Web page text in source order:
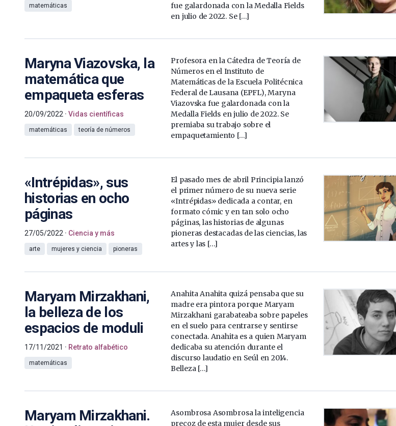
matemáticas
fue galardonada con la Medalla Fields
en julio de 2022. Se […]
Maryna Viazovska, la
matemática que
empaqueta esferas
20/09/2022 Vidas científicas
matemáticas teoría de números
Profesora en la Cátedra de Teoría de
Números en el Instituto de
Matemáticas de la Escuela Politécnica
Federal de Lausana (EPFL), Maryna
Viazovska fue galardonada con la
Medalla Fields en julio de 2022. Se
premiaba su trabajo sobre el
empaquetamiento […]
«Intrépidas», sus
historias en ocho
páginas
27/05/2022 Ciencia y más
arte mujeres y ciencia pioneras
El pasado mes de abril Principia lanzó
el primer número de su nueva serie
«Intrépidas» dedicada a contar, en
formato cómic y en tan solo ocho
páginas, las historias de algunas
pioneras destacadas de las ciencias, las
artes y las […]
Maryam Mirzakhani,
la belleza de los
espacios de moduli
17/11/2021 Retrato alfabético
matemáticas
Anahita Anahita quizá pensaba que su
madre era pintora porque Maryam
Mirzakhani garabateaba sobre papeles
en el suelo para centrarse y sentirse
conectada. Anahita es a quien Maryam
dedicaba su atención durante el
discurso laudatio en Seúl en 2014.
Belleza […]
Maryam Mirzakhani.
Asombrosa Asombrosa la inteligencia
precoz de esta mujer desde sus